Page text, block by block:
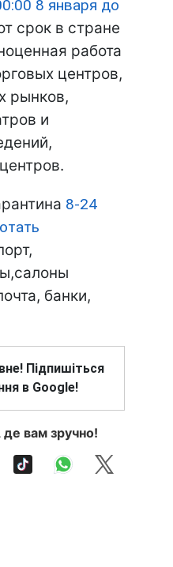
8 января до
срок в стране
работа
центров,
рынков,
и
8-24
банки,
Підпишіться
в Google!
вам зручно!